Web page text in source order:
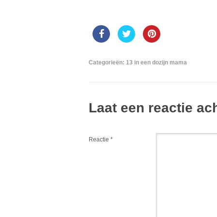
Categorieën: 13 in een dozijn mama
Laat een reactie
Reactie *